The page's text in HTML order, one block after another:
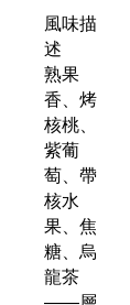
風味描
述
熟果
香、烤
核桃、
紫葡
萄、帶
核水
果、焦
糖、烏
龍茶